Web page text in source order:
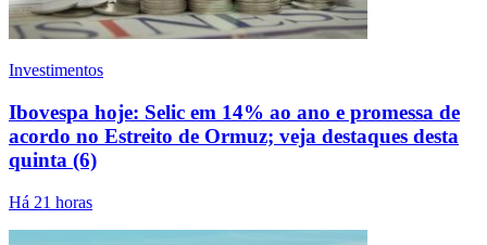
Investimentos
Ibovespa hoje: Selic em 14% ao ano e promessa de
acordo no Estreito de Ormuz; veja destaques desta
quinta (6)
Há 21 horas